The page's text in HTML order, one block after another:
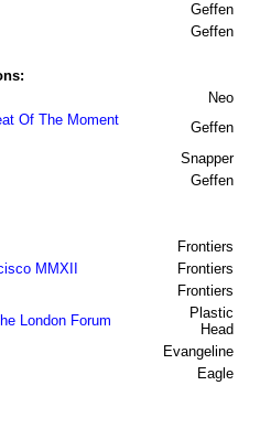
Geffen
Geffen
Neo
Of The Moment
Geffen
Snapper
Geffen
Frontiers
MMXII
Frontiers
Frontiers
London Forum
Plastic
Head
Evangeline
Eagle